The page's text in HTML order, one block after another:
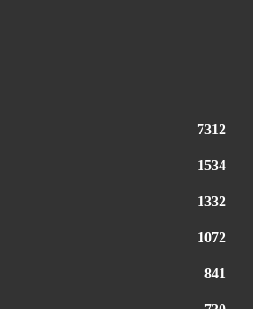
7312
1534
1332
1072
841